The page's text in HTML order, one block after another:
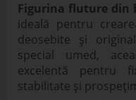
Figurina fluture din
ideală pentru
deosebite și
special umed,
excelentă pentru
stabilitate și